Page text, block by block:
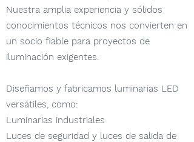
Nuestra amplia experiencia y sólidos
conocimientos técnicos nos convierten en
un socio fiable para proyectos de
iluminación exigentes.
Diseñamos y fabricamos luminarias LED
versátiles, como:
Luminarias industriales
Luces de seguridad y luces de salida de